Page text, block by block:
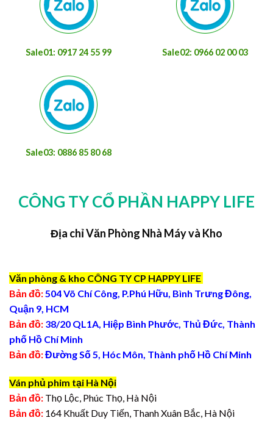
Sale01: 0917 24 55 99 Sale02: 0966 02 00 03
Sale03: 0886 85 80 68
CÔNG TY CỔ PHẦN HAPPY LIFE
Địa chỉ Văn Phòng Nhà Máy và Kho
Văn phòng & kho CÔNG TY CP HAPPY LIFE
Bản đồ:504 Võ Chí Công, P.Phú Hữu, Bình Trưng Đông,
Quận 9, HCM
Bản đồ: 38/20 QL1A, Hiệp Bình Phước, Thủ Đức, Thành
phố Hồ Chí Minh
Bản đồ:Đường Số 5, Hóc Môn, Thành phố Hồ Chí Minh
Ván phủ phim tại Hà Nội
Bản đồ: Thọ Lộc, Phúc Thọ, Hà Nội
Bản đồ: 164 Khuất Duy Tiến, Thanh Xuân Bắc, Hà Nội